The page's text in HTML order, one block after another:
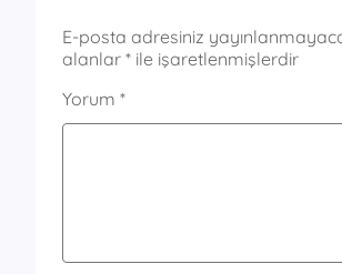
E-posta adresiniz
alanlar * ile işaretlenmişlerdir
Yorum *